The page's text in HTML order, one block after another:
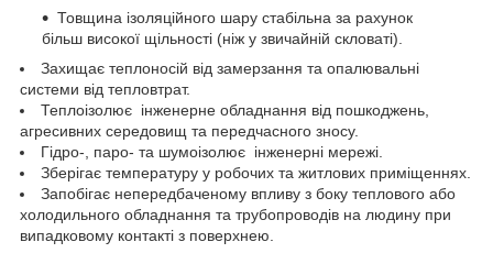
Товщина ізоляційного шару стабільна за рахунок
більш високої щільності (ніж у звичайній скловаті).
Захищає теплоносій від замерзання та опалювальні
системи від тепловтрат.
Теплоізолює інженерне обладнання від пошкоджень,
агресивних середовищ та передчасного зносу.
Гідро-, паро- та шумоізолює інженерні мережі.
Зберігає температуру у робочих та житлових приміщеннях.
Запобігає непередбаченому впливу з боку теплового або
холодильного обладнання та трубопроводів на людину при
випадковому контакті з поверхнею.